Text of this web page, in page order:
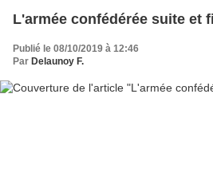
L'armée confédérée suite et
Publié le 08/10/2019 à 12:46
Par Delaunoy F.